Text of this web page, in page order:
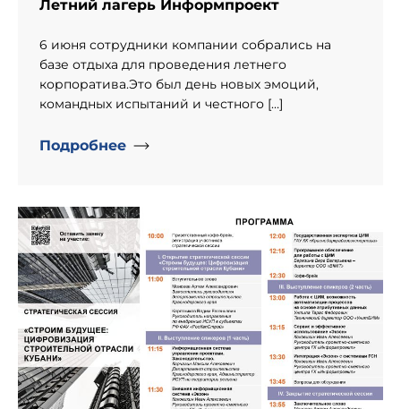
Летний лагерь Информпроект
6 июня сотрудники компании собрались на
базе отдыха для проведения летнего
корпоратива.Это был день новых эмоций,
командных испытаний и честного […]
Подробнее
" alt="День рождение компании «Информпроект».">